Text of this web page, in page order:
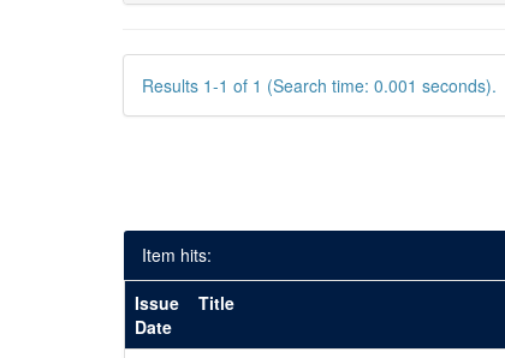
Results 1-1 of 1 (Search time: 0.001 seconds).
Item hits:
Issue
Date
Title